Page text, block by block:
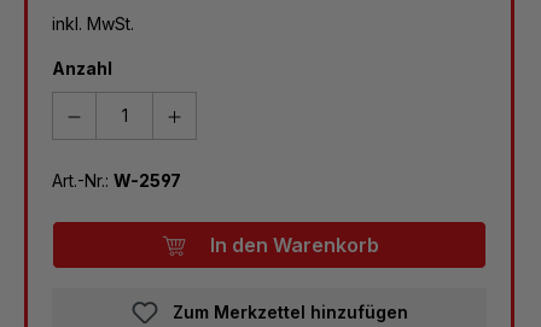
inkl. MwSt.
Anzahl
Art.-Nr.: W-2597
In den Warenkorb
Zum Merkzettel hinzufügen